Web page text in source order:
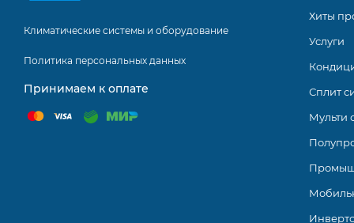
Низкий уровень шума.
Wi-Fi управление.
Функция Ice Clean (Внутренний/Наружный блок).
Антибактериальное покрытие теплообменника Silver
Диапазон работы на обогрев до –20 °С наружного
Климатические системы и оборудование
Политика персональных данных
Принимаем к оплате
Хиты
Услуги
Сплит
Мульти